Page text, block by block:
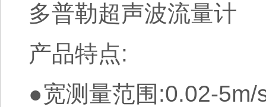
多普勒超声波流量计
产品特点:
●宽测量范围:0.02-5m/